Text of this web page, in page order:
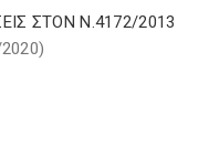
ΣΤΟΝ Ν.4172/2013